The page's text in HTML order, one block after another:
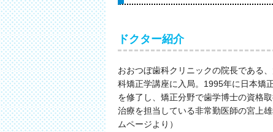
ドクター紹介
おおつぼ歯科クリニックの院長である
科矯正学講座に入局。1995年に日本矯
を修了し、矯正分野で歯学博士の資格
治療を担当している非常勤医師の宮上
ムページより）